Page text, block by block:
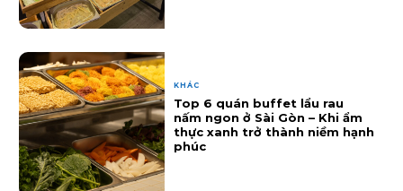
KHÁC
Top 6 quán buffet lẩu rau
nấm ngon ở Sài Gòn – Khi ẩm
thực xanh trở thành niềm hạnh
phúc